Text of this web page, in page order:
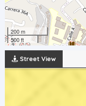
200 m
500 ft
Street View